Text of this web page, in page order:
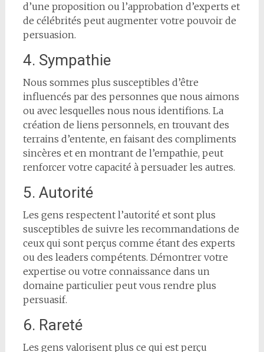
d’une proposition ou l’approbation d’experts et
de célébrités peut augmenter votre pouvoir de
persuasion.
4. Sympathie
Nous sommes plus susceptibles d’être
influencés par des personnes que nous aimons
ou avec lesquelles nous nous identifions. La
création de liens personnels, en trouvant des
terrains d’entente, en faisant des compliments
sincères et en montrant de l’empathie, peut
renforcer votre capacité à persuader les autres.
5. Autorité
Les gens respectent l’autorité et sont plus
susceptibles de suivre les recommandations de
ceux qui sont perçus comme étant des experts
ou des leaders compétents. Démontrer votre
expertise ou votre connaissance dans un
domaine particulier peut vous rendre plus
persuasif.
6. Rareté
Les gens valorisent plus ce qui est perçu